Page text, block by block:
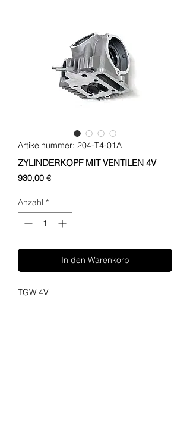
Artikelnummer: 204-T4-01A
ZYLINDERKOPF MIT VENTILEN 4V
930,00 €Preis
Anzahl *
In den Warenkorb
TGW 4V